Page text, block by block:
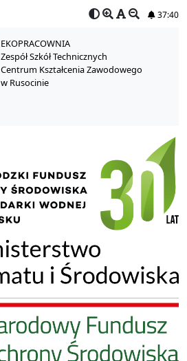
37:40
EKOPRACOWNIA
Zespół Szkół Technicznych
Centrum Kształcenia Zawodowego
w Rusocinie